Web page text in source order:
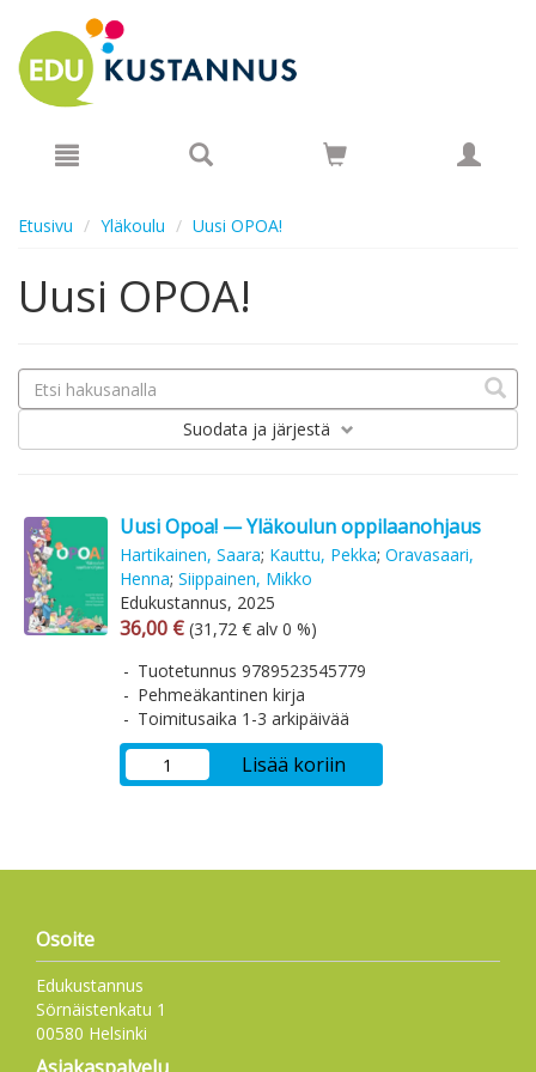
Etusivu Yläkoulu Uusi OPOA!
Uusi OPOA!
Suodata ja järjestä
Uusi Opoa! — Yläkoulun oppilaanohjaus
Hartikainen, Saara; Kauttu, Pekka; Oravasaari,
Henna; Siippainen, Mikko
Edukustannus, 2025
Arvonlisäverollinen hinta
36,00 € Arvonlisäveroton hinta
(31,72 € alv 0 %)
Tuotetunnus 9789523545779
Pehmeäkantinen kirja
Toimitusaika 1-3 arkipäivää
Lisää koriin
Osoite
Edukustannus
Sörnäistenkatu 1
00580 Helsinki